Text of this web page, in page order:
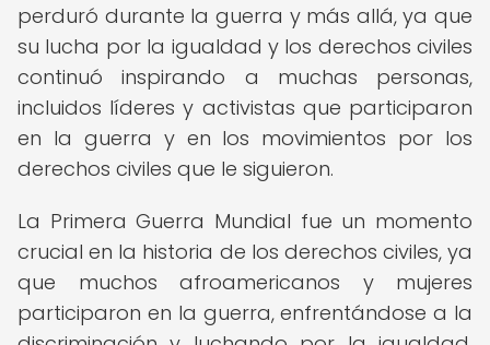
perduró durante la guerra y más allá, ya que
su lucha por la igualdad y los derechos civiles
continuó inspirando a muchas personas,
incluidos líderes y activistas que participaron
en la guerra y en los movimientos por los
derechos civiles que le siguieron.
La Primera Guerra Mundial fue un momento
crucial en la historia de los derechos civiles, ya
que muchos afroamericanos y mujeres
participaron en la guerra, enfrentándose a la